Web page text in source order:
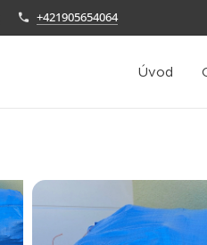
+421905654064
Úvod